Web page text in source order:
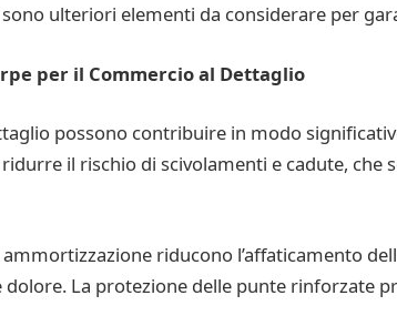
ulteriori elementi da considerare per
per il Commercio al Dettaglio
possono contribuire in modo
il rischio di scivolamenti e cadute,
riducono l’affaticamento
La protezione delle punte rinforzate